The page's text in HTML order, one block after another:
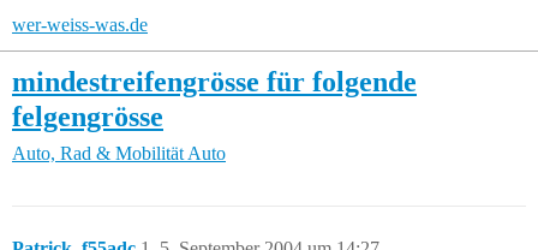
wer-weiss-was.de
mindestreifengrösse für folgende
felgengrösse
Auto, Rad & Mobilität Auto